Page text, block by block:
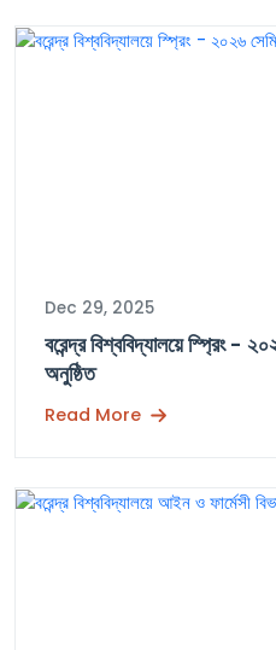
Dec 29, 2025
বরেন্দ্র বিশ্ববিদ্যালয়ে স্প্রিং -
অনুষ্ঠিত
Read More